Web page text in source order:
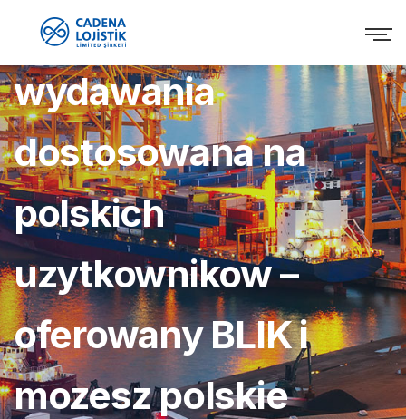
Dluga lista technik
wydawania
dostosowana na
polskich
uzytkownikow –
oferowany BLIK i
mozesz polskie